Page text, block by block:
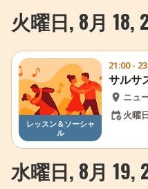
火曜日, 8月 18,
レッスン＆ソーシャ
ル
21:00 -
サルサ
ニュ
火曜
水曜日, 8月 19,